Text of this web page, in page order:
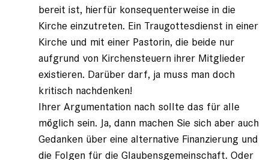
bereit ist, hierfür konsequenterweise in die
Kirche einzutreten. Ein Traugottesdienst in einer
Kirche und mit einer Pastorin, die beide nur
aufgrund von Kirchensteuern ihrer Mitglieder
existieren. Darüber darf, ja muss man doch
kritisch nachdenken!
Ihrer Argumentation nach sollte das für alle
möglich sein. Ja, dann machen Sie sich aber auch
Gedanken über eine alternative Finanzierung und
die Folgen für die Glaubensgemeinschaft. Oder